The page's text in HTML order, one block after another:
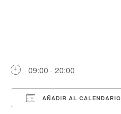
09:00 - 20:00
AÑADIR AL CALENDARIO